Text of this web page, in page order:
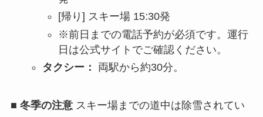
[帰り] スキー場 15:30発
※前日までの電話予約が必須です。運行
日は公式サイトでご確認ください。
タクシー：
両駅から約30分。
■ 冬季の注意スキー場までの道中は除雪されてい